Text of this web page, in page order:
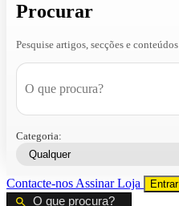
Procurar
Pesquise artigos, secções e conteúdos
Categoria:
Contacte-nos AssinarLoja Entrar